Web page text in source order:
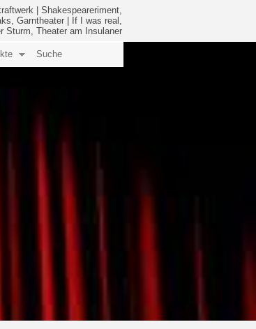
Shakespeareriment,
Garntheater
If I was real,
Sturm, Theater am Insulaner
Suche